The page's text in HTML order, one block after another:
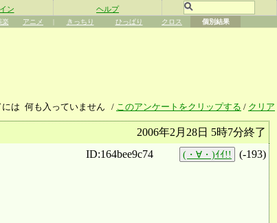
ン ヘルプ
楽 アニメ | きっちり ひっぱり クロス 個別結果
には 何も入っていません / このアンケートをクリップする / クリア
2006年2月28日 5時7分終了
ID:164bee9c74
(・∀・)ｲｲ!! (-193)